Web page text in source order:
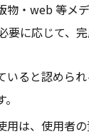
・web 等メデ
必要に応じて、
ると認めら
は、使用者